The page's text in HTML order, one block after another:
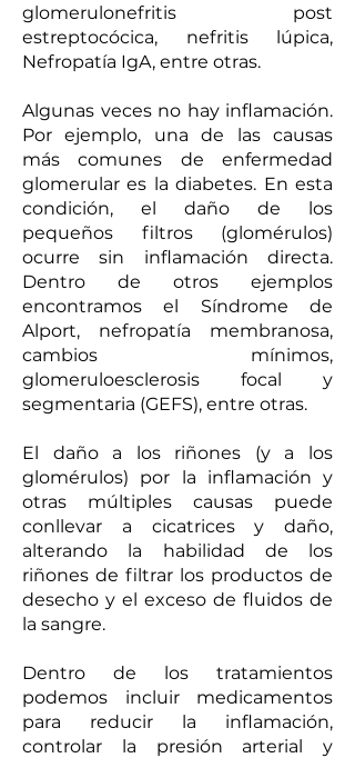
glomerulonefritis post
estreptocócica, nefritis lúpica,
Nefropatía IgA, entre otras.
Algunas veces no hay inflamación.
Por ejemplo, una de las causas
más comunes de enfermedad
glomerular es la diabetes. En esta
condición, el daño de los
pequeños filtros (glomérulos)
ocurre sin inflamación directa.
Dentro de otros ejemplos
encontramos el Síndrome de
Alport, nefropatía membranosa,
cambios mínimos,
glomeruloesclerosis focal y
segmentaria (GEFS), entre otras.
El daño a los riñones (y a los
glomérulos) por la inflamación y
otras múltiples causas puede
conllevar a cicatrices y daño,
alterando la habilidad de los
riñones de filtrar los productos de
desecho y el exceso de fluidos de
la sangre.
Dentro de los tratamientos
podemos incluir medicamentos
para reducir la inflamación,
controlar la presión arterial y